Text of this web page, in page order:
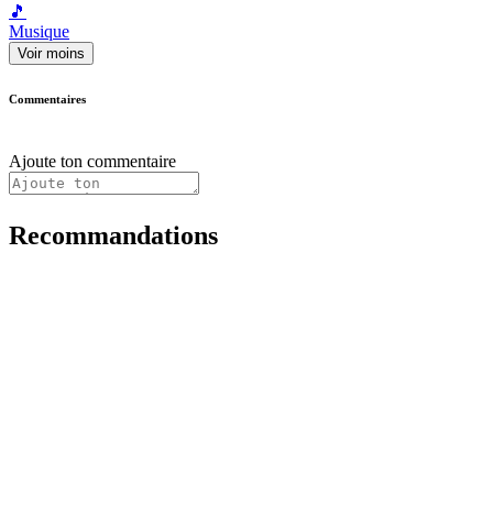
🎵
Musique
Voir moins
Commentaires
Ajoute ton commentaire
Recommandations